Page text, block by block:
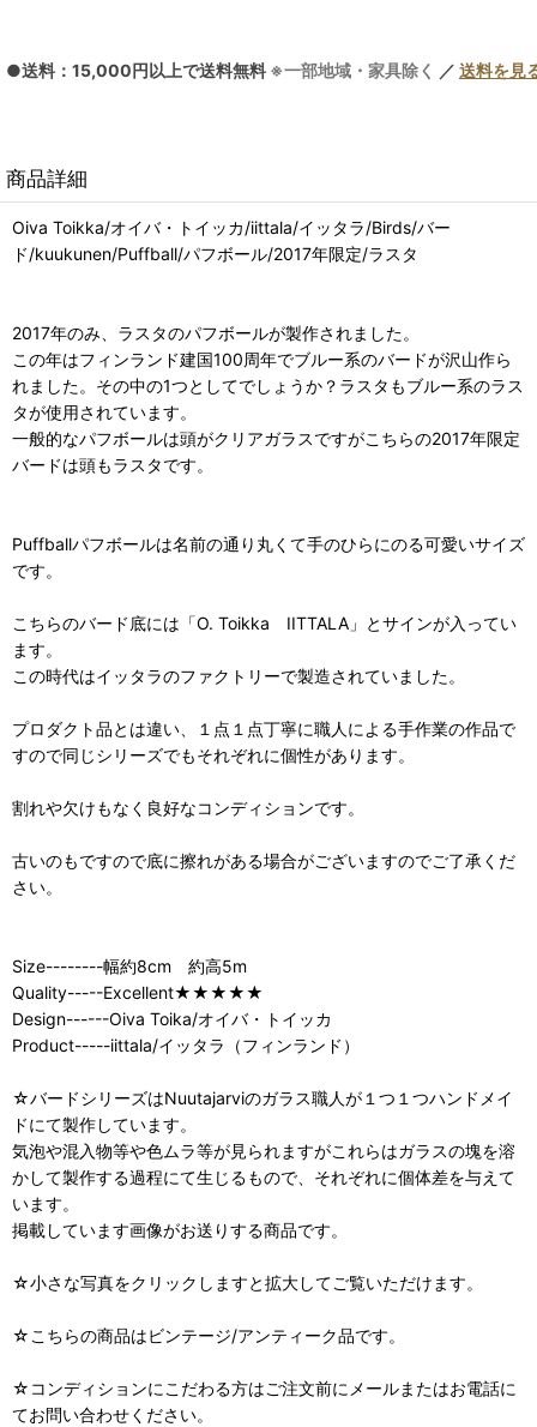
●送料：15,000円以上で送料無料 ※一部地域・家具除く ／ 送料を見
商品詳細
Oiva Toikka/オイバ・トイッカ/iittala/イッタラ/Birds/バー
ド/kuukunen/Puffball/パフボール/2017年限定/ラスタ
2017年のみ、ラスタのパフボールが製作されました。
この年はフィンランド建国100周年でブルー系のバードが沢山作ら
れました。その中の1つとしてでしょうか？ラスタもブルー系のラス
タが使用されています。
一般的なパフボールは頭がクリアガラスですがこちらの2017年限定
バードは頭もラスタです。
Puffballパフボールは名前の通り丸くて手のひらにのる可愛いサイズ
です。
こちらのバード底には「O. Toikka IITTALA」とサインが入ってい
ます。
この時代はイッタラのファクトリーで製造されていました。
プロダクト品とは違い、１点１点丁寧に職人による手作業の作品で
すので同じシリーズでもそれぞれに個性があります。
割れや欠けもなく良好なコンディションです。
古いのもですので底に擦れがある場合がございますのでご了承くだ
さい。
Size--------幅約8cm 約高5m
Quality-----Excellent★★★★★
Design------Oiva Toika/オイバ・トイッカ
Product-----iittala/イッタラ（フィンランド）
☆バードシリーズはNuutajarviのガラス職人が１つ１つハンドメイ
ドにて製作しています。
気泡や混入物等や色ムラ等が見られますがこれらはガラスの塊を溶
かして製作する過程にて生じるもので、それぞれに個体差を与えて
います。
掲載しています画像がお送りする商品です。
☆小さな写真をクリックしますと拡大してご覧いただけます。
☆こちらの商品はビンテージ/アンティーク品です。
☆コンディションにこだわる方はご注文前にメールまたはお電話に
てお問い合わせください。